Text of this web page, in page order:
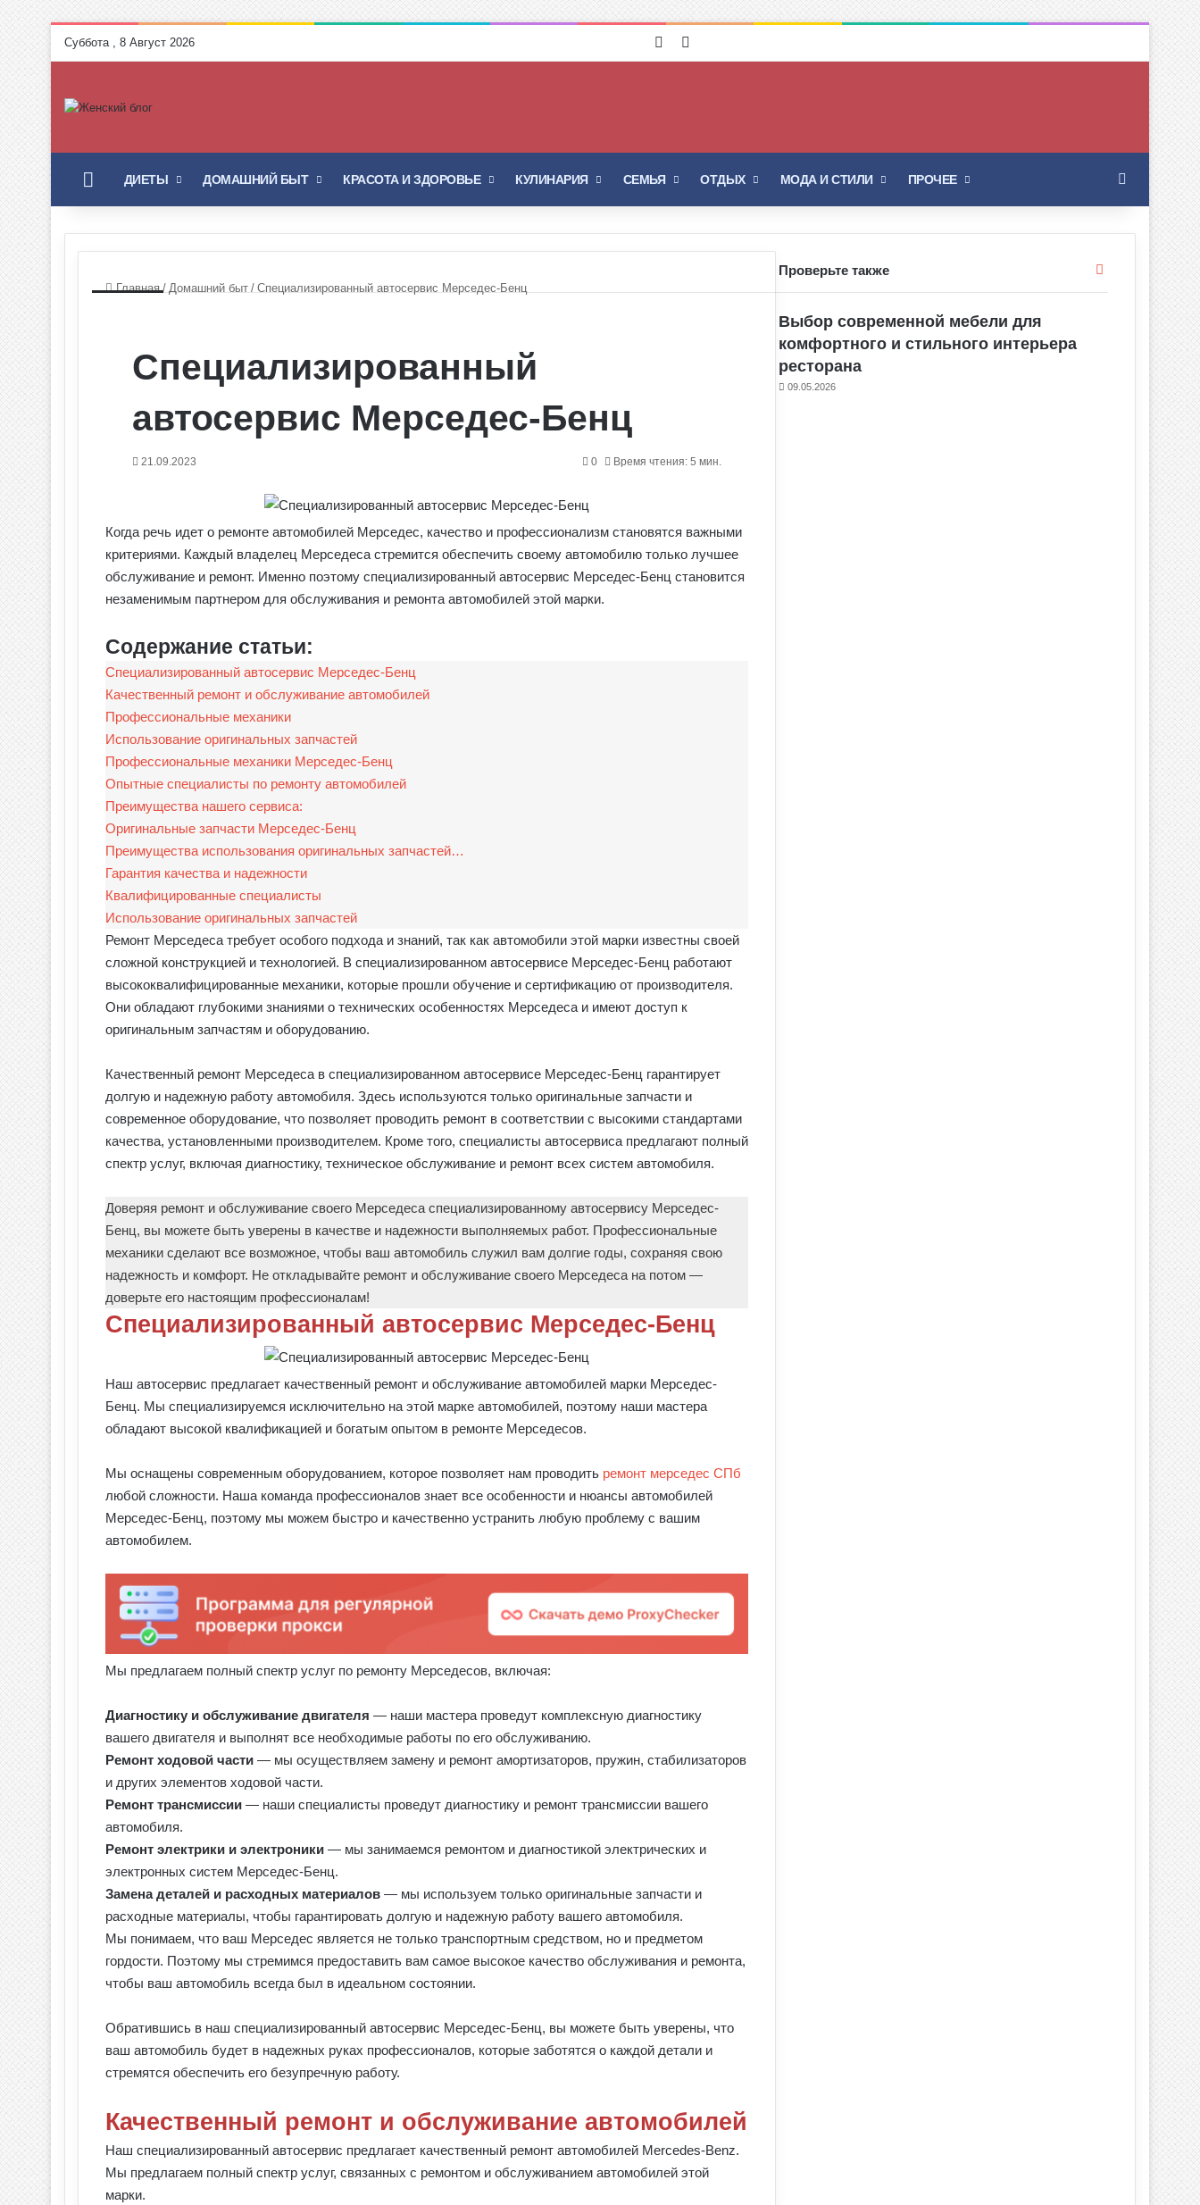
Суббота , 8 Август 2026 Войти
ГЛАВНАЯ
ДИЕТЫ ДОМАШНИЙ БЫТ КРАСОТА И ЗДОРОВЬЕ КУЛИНАРИЯ СЕМЬЯ ОТДЫХ МОДА И СТИЛИ ПРОЧЕЕ
Главная / Домашний быт / Специализированный автосервис Мерседес-Бенц
Специализированный
автосервис Мерседес-Бенц
21.09.2023 0 Время чтения: 5 мин.
Когда речь идет о ремонте автомобилей Мерседес, качество и профессионализм становятся важными
критериями. Каждый владелец Мерседеса стремится обеспечить своему автомобилю только лучшее
обслуживание и ремонт. Именно поэтому специализированный автосервис Мерседес-Бенц становится
незаменимым партнером для обслуживания и ремонта автомобилей этой марки.
Содержание статьи:
Специализированный автосервис Мерседес-Бенц
Качественный ремонт и обслуживание автомобилей
Профессиональные механики
Использование оригинальных запчастей
Профессиональные механики Мерседес-Бенц
Опытные специалисты по ремонту автомобилей
Преимущества нашего сервиса:
Оригинальные запчасти Мерседес-Бенц
Преимущества использования оригинальных запчастей…
Гарантия качества и надежности
Квалифицированные специалисты
Использование оригинальных запчастей
Ремонт Мерседеса требует особого подхода и знаний, так как автомобили этой марки известны своей
сложной конструкцией и технологией. В специализированном автосервисе Мерседес-Бенц работают
высококвалифицированные механики, которые прошли обучение и сертификацию от производителя.
Они обладают глубокими знаниями о технических особенностях Мерседеса и имеют доступ к
оригинальным запчастям и оборудованию.
Качественный ремонт Мерседеса в специализированном автосервисе Мерседес-Бенц гарантирует
долгую и надежную работу автомобиля. Здесь используются только оригинальные запчасти и
современное оборудование, что позволяет проводить ремонт в соответствии с высокими стандартами
качества, установленными производителем. Кроме того, специалисты автосервиса предлагают полный
спектр услуг, включая диагностику, техническое обслуживание и ремонт всех систем автомобиля.
Доверяя ремонт и обслуживание своего Мерседеса специализированному автосервису Мерседес-
Бенц, вы можете быть уверены в качестве и надежности выполняемых работ. Профессиональные
механики сделают все возможное, чтобы ваш автомобиль служил вам долгие годы, сохраняя свою
надежность и комфорт. Не откладывайте ремонт и обслуживание своего Мерседеса на потом —
доверьте его настоящим профессионалам!
Специализированный автосервис Мерседес-Бенц
Наш автосервис предлагает качественный ремонт и обслуживание автомобилей марки Мерседес-
Бенц. Мы специализируемся исключительно на этой марке автомобилей, поэтому наши мастера
обладают высокой квалификацией и богатым опытом в ремонте Мерседесов.
Мы оснащены современным оборудованием, которое позволяет нам проводить ремонт мерседес СПб
любой сложности. Наша команда профессионалов знает все особенности и нюансы автомобилей
Мерседес-Бенц, поэтому мы можем быстро и качественно устранить любую проблему с вашим
автомобилем.
Мы предлагаем полный спектр услуг по ремонту Мерседесов, включая:
Диагностику и обслуживание двигателя — наши мастера проведут комплексную диагностику
вашего двигателя и выполнят все необходимые работы по его обслуживанию.
Ремонт ходовой части — мы осуществляем замену и ремонт амортизаторов, пружин, стабилизаторов
и других элементов ходовой части.
Ремонт трансмиссии — наши специалисты проведут диагностику и ремонт трансмиссии вашего
автомобиля.
Ремонт электрики и электроники — мы занимаемся ремонтом и диагностикой электрических и
электронных систем Мерседес-Бенц.
Замена деталей и расходных материалов — мы используем только оригинальные запчасти и
расходные материалы, чтобы гарантировать долгую и надежную работу вашего автомобиля.
Мы понимаем, что ваш Мерседес является не только транспортным средством, но и предметом
гордости. Поэтому мы стремимся предоставить вам самое высокое качество обслуживания и ремонта,
чтобы ваш автомобиль всегда был в идеальном состоянии.
Обратившись в наш специализированный автосервис Мерседес-Бенц, вы можете быть уверены, что
ваш автомобиль будет в надежных руках профессионалов, которые заботятся о каждой детали и
стремятся обеспечить его безупречную работу.
Качественный ремонт и обслуживание автомобилей
Наш специализированный автосервис предлагает качественный ремонт автомобилей Mercedes-Benz.
Мы предлагаем полный спектр услуг, связанных с ремонтом и обслуживанием автомобилей этой
марки.
Проверьте также Закрыть
Выбор современной мебели для
комфортного и стильного интерьера
ресторана
09.05.2026